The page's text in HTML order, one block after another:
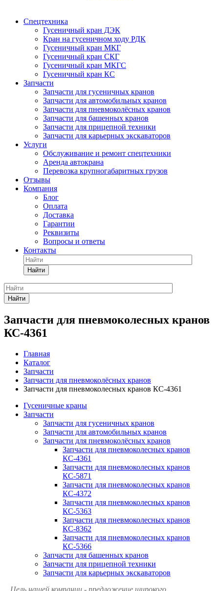
Спецтехника
Гусеничный кран ДЭК
Кран на гусеничном ходу РДК
Гусеничный кран МКГ
Гусеничный кран СКГ
Гусеничный кран МКГС
Гусеничный кран КС
Запчасти
Запчасти для гусеничных кранов
Запчасти для автомобильных кранов
Запчасти для пневмоколёсных кранов
Запчасти для башенных кранов
Запчасти для прицепной техники
Запчасти для карьерных экскаваторов
Услуги
Обслуживание и ремонт спецтехники
Аренда автокрана
Перевозка крупногабаритных грузов
Отзывы
Компания
Блог
Оплата
Доставка
Гарантии
Реквизиты
Вопросы и ответы
Контакты
Найти
Найти
Запчасти для пневмоколесных кранов
КС-4361
Главная
Каталог
Запчасти
Запчасти для пневмоколёсных кранов
Запчасти для пневмоколесных кранов КС-4361
Гусеничные краны
Запчасти
Запчасти для гусеничных кранов
Запчасти для автомобильных кранов
Запчасти для пневмоколёсных кранов
Запчасти для пневмоколесных кранов
КС-4361
Запчасти для пневмоколесных кранов
КС-5871
Запчасти для пневмоколесных кранов
КС-4372
Запчасти для пневмоколесных кранов
КС-5363
Запчасти для пневмоколесных кранов
КС-8362
Запчасти для пневмоколесных кранов
КС-5366
Запчасти для башенных кранов
Запчасти для прицепной техники
Запчасти для карьерных экскаваторов
Цель нашей компании - предложение широкого